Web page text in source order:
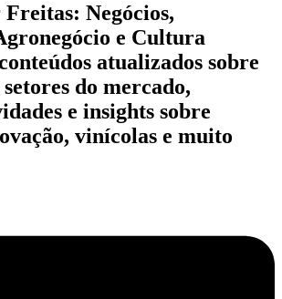
Negócios,
e Cultura
atualizados sobre
do mercado,
e insights sobre
vinícolas e muito